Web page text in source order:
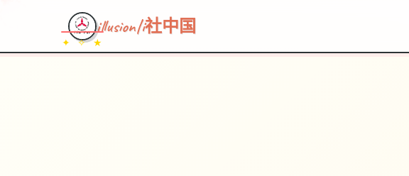
✦ ✧ ★
illusion|i社中国